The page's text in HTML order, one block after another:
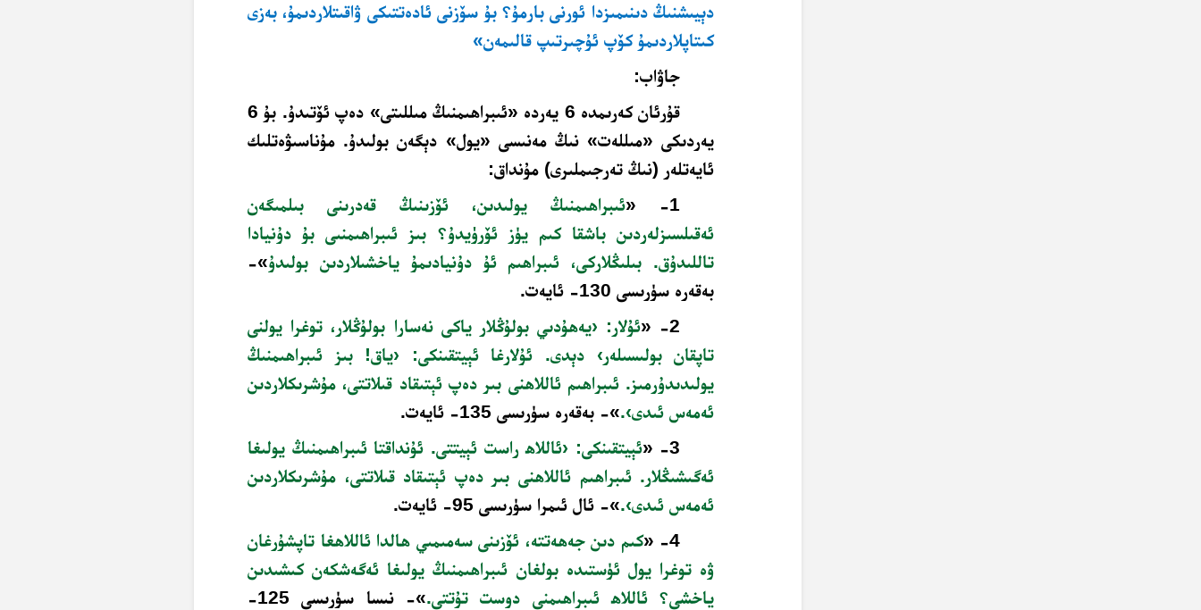
دېيىشنىڭ دىنىمىزدا ئورنى بارمۇ؟ بۇ سۆزنى ئادەتتىكى ۋاقىتلاردىمۇ، بەزى
كىتاپلاردىمۇ كۆپ ئۇچىرتىپ قالىمەن»
جاۋاب:
قۇرئان كەرىمدە 6 يەردە «ئىبراھىمنىڭ مىللىتى» دەپ ئۆتىدۇ. بۇ 6
يەردىكى «مىللەت» نىڭ مەنىسى «يول» دېگەن بولىدۇ. مۇناسىۋەتلىك
ئايەتلەر (نىڭ تەرجىملىرى) مۇنداق:
1- «
ئىبراھىمنىڭ يولىدىن، ئۆزىنىڭ قەدرىنى بىلمىگەن
ئەقىلسىزلەردىن باشقا كىم يۈز ئۆرۈيدۇ؟ بىز ئىبراھىمنىى بۇ دۇنيادا
تاللىدۇق. بىلىڭلاركى، ئىبراھىم ئۇ دۇنيادىمۇ ياخشىلاردىن بولىدۇ»-
بەقەرە سۈرىسى 130- ئايەت.
2- «
ئۇلار: ‹يەھۇدىي بولۇڭلار ياكى نەسارا بولۇڭلار، توغرا يولنى
تاپقان بولىسىلەر› دېدى. ئۇلارغا ئېيتقىنكى: ‹ياق! بىز ئىبراھىمنىڭ
يولىدىدۇرمىز. ئىبراھىم ئاللاھنى بىر دەپ ئېتىقاد قىلاتتى، مۇشرىكلاردىن
ئەمەس ئىدى›.»- بەقەرە سۈرىسى 135- ئايەت.
3- «
ئېيتقىنكى: ‹ئاللاھ راست ئېيتتى. ئۇنداقتا ئىبراھىمنىڭ يولىغا
ئەگىشىڭلار. ئىبراھىم ئاللاھنى بىر دەپ ئېتىقاد قىلاتتى، مۇشرىكلاردىن
ئەمەس ئىدى›.»- ئال ئىمرا سۈرىسى 95- ئايەت.
4- «
كىم دىن جەھەتتە، ئۆزىنى سەمىمىي ھالدا ئاللاھغا تاپشۇرغان
ۋە توغرا يول ئۈستىدە بولغان ئىبراھىمنىڭ يولىغا ئەگەشكەن كىشىدىن
ياخشى؟ ئاللاھ ئىبراھىمنى دوست تۇتتى.
»- نىسا سۈرىسى 125-